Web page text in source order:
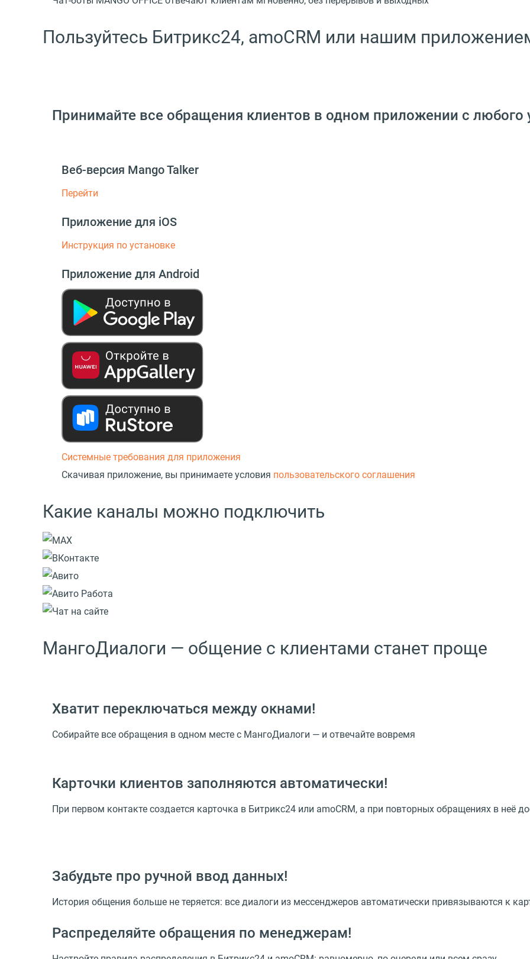
Пользуйтесь Битрикс24, amoCRM или нашим
Принимайте все обращения клиентов в одном приложении с любого
Веб-версия Mango Talker
Перейти
Приложение для iOS
Инструкция по установке
Приложение для Android
Системные требования для приложения
Скачивая приложение, вы принимаете условия пользовательского соглашения
Какие каналы можно подключить
МангоДиалоги — общение с клиентами станет проще
Хватит переключаться между окнами!
Собирайте все обращения в одном месте с МангоДиалоги — и отвечайте вовремя
Карточки клиентов заполняются автоматически!
При первом контакте создается карточка в Битрикс24 или amoCRM, а при повторных обращениях в неё
Забудьте про ручной ввод данных!
История общения больше не теряется: все диалоги из мессенджеров автоматически привязываются к
Распределяйте обращения по менеджерам!